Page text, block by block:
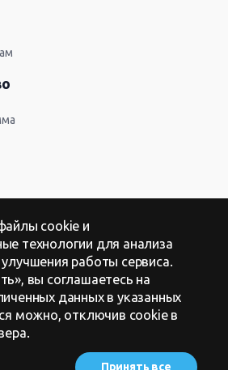
обработки персональных данных
cookie и
технологии для анализа
работы сервиса.
вы соглашаетесь на
данных в указанных
можно, отключив cookie в
Принять все